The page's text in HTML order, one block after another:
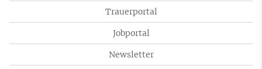
Trauerportal
Jobportal
Newsletter